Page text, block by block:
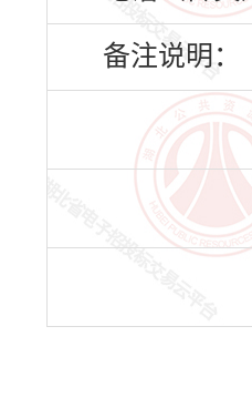
备注说明：